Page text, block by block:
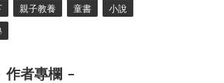
親子教養 童書 小說
作者專欄